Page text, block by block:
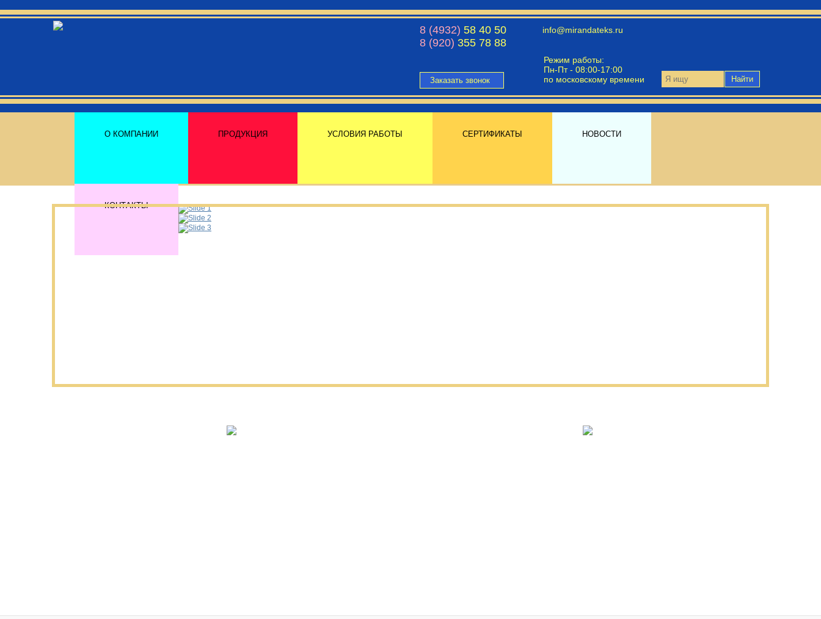
8 (4932) 58 40 50
8 (920) 355 78 88
Заказать звонок
info@mirandateks.ru
Режим работы:
Пн-Пт - 08:00-17:00
по московскому времени
Найти
О КОМПАНИИ ПРОДУКЦИЯ УСЛОВИЯ РАБОТЫ СЕРТИФИКАТЫ НОВОСТИ
КОНТАКТЫ